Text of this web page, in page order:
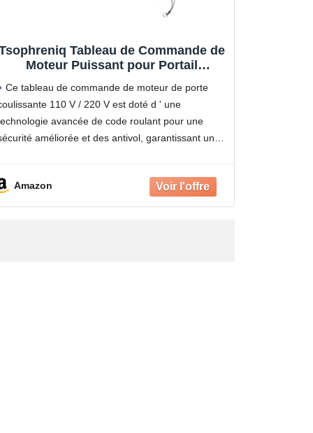
Tableau de Commande de
Moteur Puissant pour Portail
Code Roulant, ne protège Pas Contre
Les surcharges et la poussière,
résiste à la poussière
Ce tableau de commande de moteur de porte
110 V / 220 V est doté d ' une
avancée de code roulant pour une
améliorée et des antivol, garantissant un
Amazon